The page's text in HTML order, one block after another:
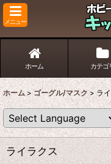
メニュー
ホーム カテゴ
ホーム > ゴーグル/マスク > ラ
ライラクス